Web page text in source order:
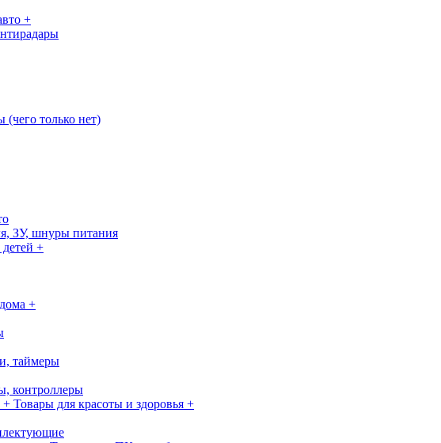
+
только нет)
ЗУ, шнуры питания
+
+
таймеры
контроллеры
Товары для красоты и здоровья +